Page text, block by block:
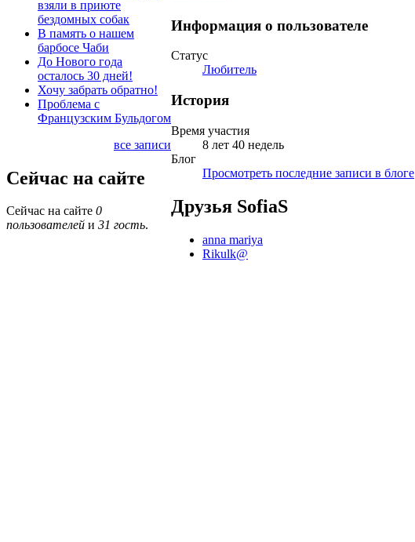
взяли в приюте
бездомных собак
В память о нашем
барбосе Чаби
До Нового года
осталось 30 дней!
Хочу забрать обратно!
Проблема с
Французским Бульдогом
все записи
Сейчас на сайте
Сейчас на сайте 0
пользователей и 31 гость.
Информация о пользователе
Статус
Любитель
История
Время участия
8 лет 40 недель
Блог
Просмотреть последние записи в блоге
Друзья SofiaS
anna mariya
Rikulk@